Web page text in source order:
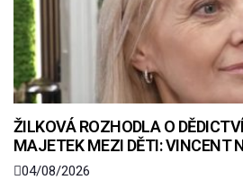
ŽILKOVÁ ROZHODLA O
MAJETEK MEZI DĚTI: VINCENT
04/08/2026